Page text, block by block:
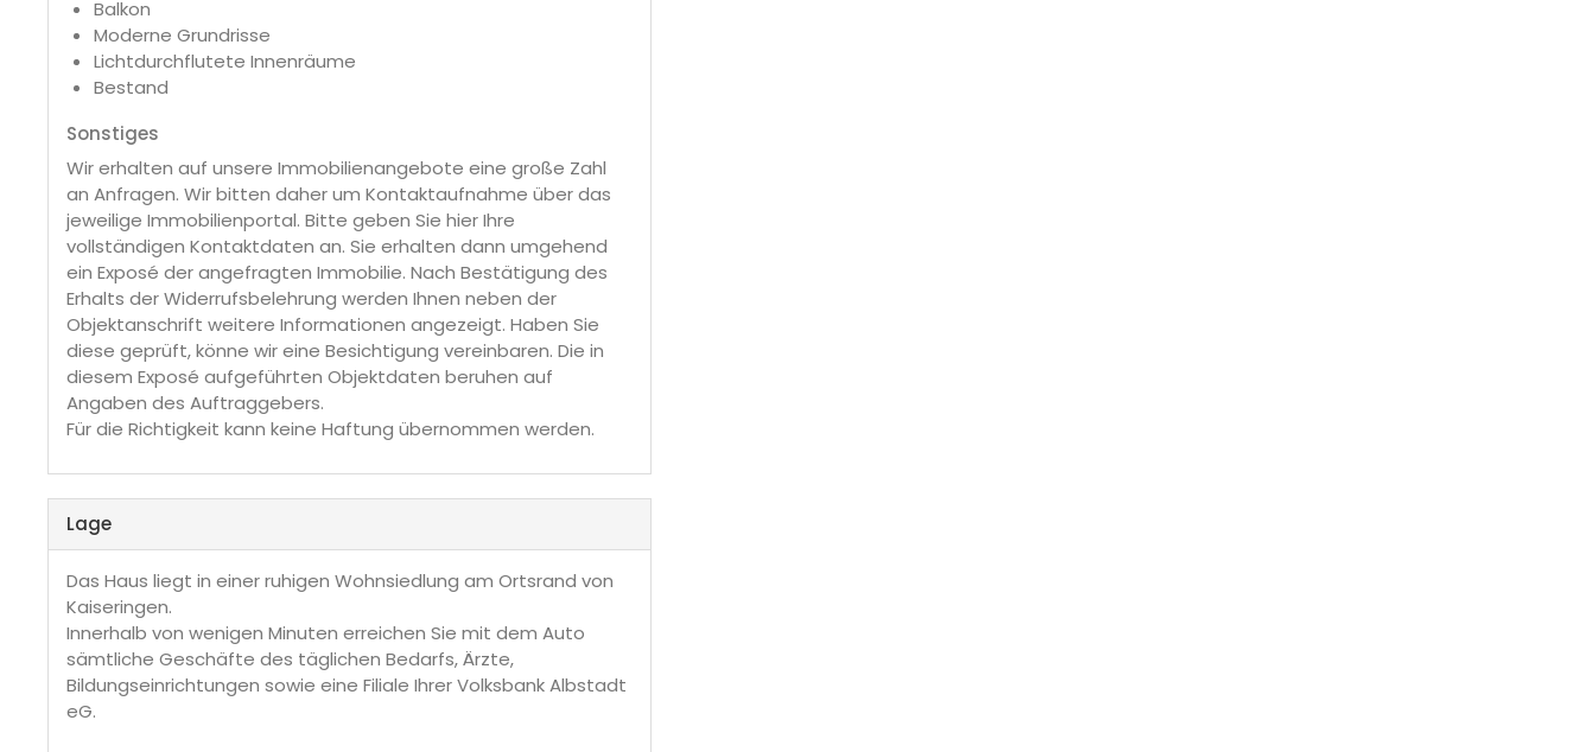
Balkon
Moderne Grundrisse
Lichtdurchflutete Innenräume
Bestand
Sonstiges
Wir erhalten auf unsere Immobilienangebote eine große Zahl
an Anfragen. Wir bitten daher um Kontaktaufnahme über das
jeweilige Immobilienportal. Bitte geben Sie hier Ihre
vollständigen Kontaktdaten an. Sie erhalten dann umgehend
ein Exposé der angefragten Immobilie. Nach Bestätigung des
Erhalts der Widerrufsbelehrung werden Ihnen neben der
Objektanschrift weitere Informationen angezeigt. Haben Sie
diese geprüft, könne wir eine Besichtigung vereinbaren. Die in
diesem Exposé aufgeführten Objektdaten beruhen auf
Angaben des Auftraggebers.
Für die Richtigkeit kann keine Haftung übernommen werden.
Lage
Das Haus liegt in einer ruhigen Wohnsiedlung am Ortsrand von
Kaiseringen.
Innerhalb von wenigen Minuten erreichen Sie mit dem Auto
sämtliche Geschäfte des täglichen Bedarfs, Ärzte,
Bildungseinrichtungen sowie eine Filiale Ihrer Volksbank Albstadt
eG.